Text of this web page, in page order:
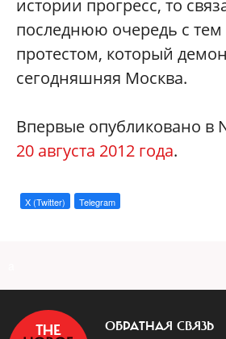
истории прогресс, то
последнюю очередь с
протестом, который
сегодняшняя Москва.
Впервые опубликовано в
20 августа 2012 года.
X (Twitter) Telegram
ОБРАТНАЯ СВЯЗЬ